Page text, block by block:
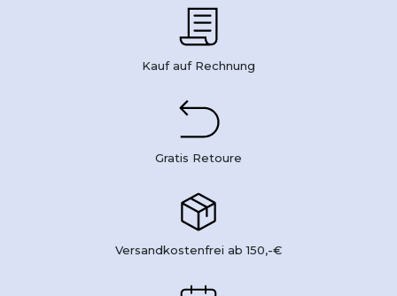
Kauf auf Rechnung
Gratis Retoure
Versandkostenfrei ab 150,-€